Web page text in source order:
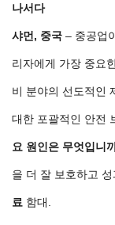
나서다
샤먼, 중국 – 중공업
리자에게 가장 중요
비 분야의 선도적인
대한 포괄적인 안전
요 원인은 무엇입니
을 더 잘 보호하고
료 함대.